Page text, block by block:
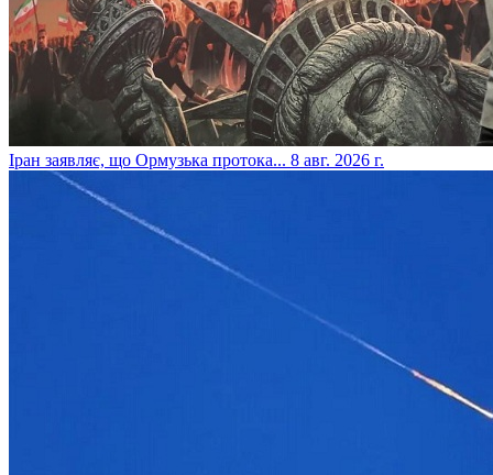
​Іран заявляє, що Ормузька протока... 8 авг. 2026 г.